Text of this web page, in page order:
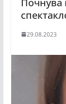
29.08.2023